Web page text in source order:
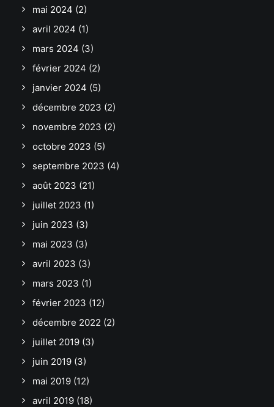
mai 2024 (2)
avril 2024 (1)
mars 2024 (3)
février 2024 (2)
janvier 2024 (5)
décembre 2023 (2)
novembre 2023 (2)
octobre 2023 (5)
septembre 2023 (4)
août 2023 (21)
juillet 2023 (1)
juin 2023 (3)
mai 2023 (3)
avril 2023 (3)
mars 2023 (1)
février 2023 (12)
décembre 2022 (2)
juillet 2019 (3)
juin 2019 (3)
mai 2019 (12)
avril 2019 (18)